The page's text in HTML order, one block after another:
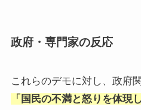
政府・専門家の反応
これらのデモに対し、政府
「国民の不満と怒りを体現